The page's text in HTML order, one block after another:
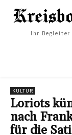
Ihr
KULTUR
Loriots
nach
für die